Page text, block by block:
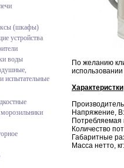
(шкафы)
устройства
воды
испытательные
По желанию
Характеристки
Напряжение,
Потребляемая
Количество
Габаритные
Масса нетто,